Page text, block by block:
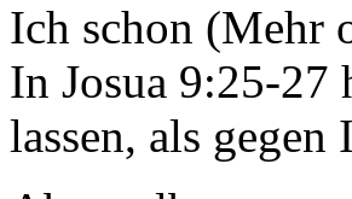
Ich schon (Mehr
In Josua 9:25-27
lassen, als